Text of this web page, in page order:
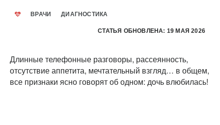
ВРАЧИ ДИАГНОСТИКА
СТАТЬЯ ОБНОВЛЕНА: 19 МАЯ 2026
Длинные телефонные разговоры, рассеянность,
отсутствие аппетита, мечтательный взгляд… в общем,
все признаки ясно говорят об одном: дочь влюбилась!